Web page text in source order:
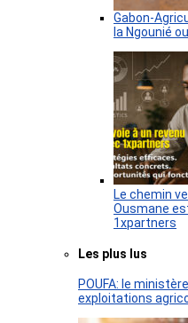
Gabon-
la Ngounié
Le chemin
Ousmane
1xpartners
Les plus lus
POUFA: le
exploitations